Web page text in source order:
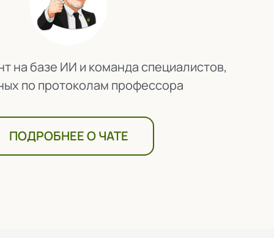
на базе ИИ и команда специалистов,
по протоколам профессора
ПОДРОБНЕЕ О ЧАТЕ